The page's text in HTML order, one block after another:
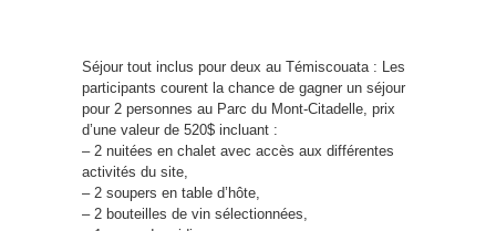
Séjour tout inclus pour deux au Témiscouata : Les
participants courent la chance de gagner un séjour
pour 2 personnes au Parc du Mont-Citadelle, prix
d’une valeur de 520$ incluant :
– 2 nuitées en chalet avec accès aux différentes
activités du site,
– 2 soupers en table d’hôte,
– 2 bouteilles de vin sélectionnées,